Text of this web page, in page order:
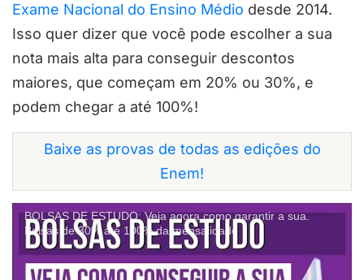
Exame Nacional do Ensino Médio desde 2014.
Isso quer dizer que você pode escolher a sua
nota mais alta para conseguir descontos
maiores, que começam em 20% ou 30%, e
podem chegar a até 100%!
Baixe as provas de todas as edições do
Enem!
BOLSAS DE ESTUDO: Veja agora como garantir a sua.
Bolsas de 30% até 100% da mensalidade